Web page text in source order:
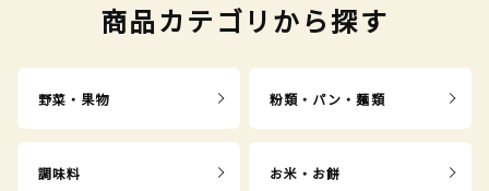
商品カテゴリから探す
野菜・果物 粉類・パン・麺類
調味料 お米・お餅